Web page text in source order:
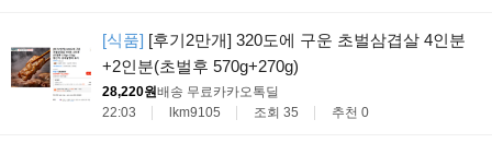
[식품] [후기2만개] 320도에 구운 초벌삼겹살 4인분
+2인분(초벌후 570g+270g)
28,220원배송 무료카카오톡딜
22:03
lkm9105 조회 35 추천 0